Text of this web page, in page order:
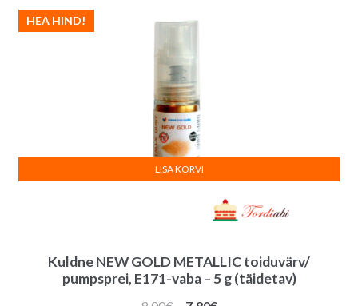
Kuldne NEW GOLD METALLIC toiduvärv/
pumpsprei, E171-vaba – 5 g (täidetav)
HEA HIND!
LISA KORVI